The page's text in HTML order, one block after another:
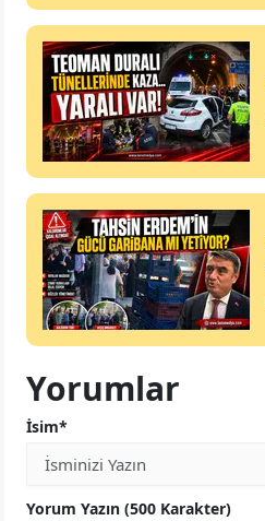
Yorumlar
İsim*
Yorum Yazın (500 Karakter)